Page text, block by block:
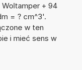
Woltamper + 94
= ? cm^3'.
w ten
i mieć sens w